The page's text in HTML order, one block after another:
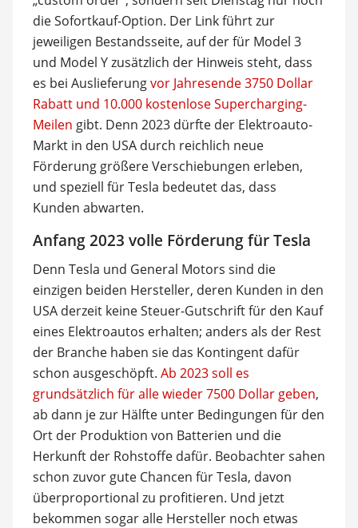
die Sofortkauf-Option. Der Link führt zur
jeweiligen Bestandsseite, auf der für Model 3
und Model Y zusätzlich der Hinweis steht, dass
es bei Auslieferungvor Jahresende 3750 Dollar
Rabatt und 10.000 kostenlose Supercharging-
Meilen gibt. Denn 2023 dürfte der Elektroauto-
Markt in den USA durch reichlich neue
Förderung größere Verschiebungen erleben,
und speziell für Tesla bedeutet das, dass
Kunden abwarten.
Anfang 2023 volle Förderung für Tesla
Denn Tesla und General Motors sind die
einzigen beiden Hersteller, deren Kunden in den
USA derzeit keine Steuer-Gutschrift für den Kauf
eines Elektroautos erhalten; anders als der Rest
der Branche haben sie das Kontingent dafür
schon ausgeschöpft. Ab 2023 soll es
grundsätzlich für alle wieder 7500 Dollar geben,
ab dann je zur Hälfte unter Bedingungen für den
Ort der Produktion von Batterien und die
Herkunft der Rohstoffe dafür. Beobachter sahen
schon zuvor gute Chancen für Tesla, davon
überproportional zu profitieren. Und jetzt
bekommen sogar alle Hersteller noch etwas